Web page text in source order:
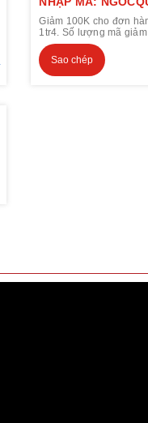
Giảm 100K cho đơn
1tr4. Số lượng mã
Sao chép